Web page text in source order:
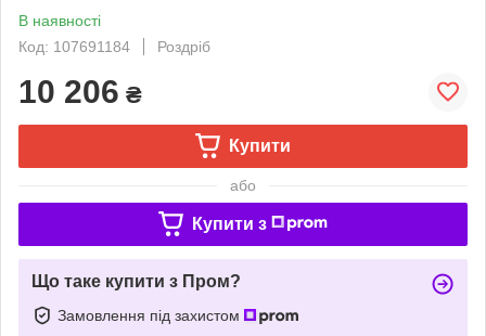
В наявності
Код: 107691184
Роздріб
10 206 ₴
Купити
або
Купити з
Що таке купити з Пром?
Замовлення під захистом